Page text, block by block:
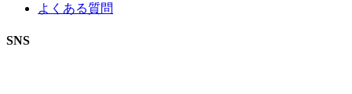
よくある質問
SNS